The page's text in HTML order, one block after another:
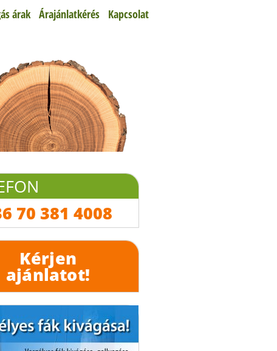
árak Árajánlatkérés Kapcsolat
70 381 4008
Kérjen
ajánlatot!